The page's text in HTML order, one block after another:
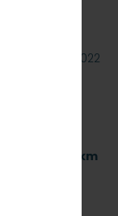
Sp. z o.o.
Kolej…
14 lipca 2022
z
nr 502 w km
Kolej